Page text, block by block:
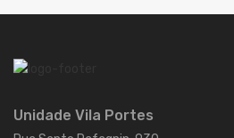
Unidade Vila Portes